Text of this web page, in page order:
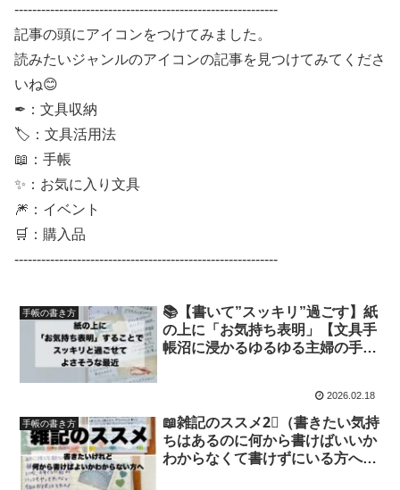
-----------------------------------------------------------
記事の頭にアイコンをつけてみました。
読みたいジャンルのアイコンの記事を見つけてみてくださ
いね😊
✒：文具収納
🏷：文具活用法
📖：手帳
✨：お気に入り文具
🎆：イベント
🛒：購入品
-----------------------------------------------------------
手帳の書き方
📚【書いて”スッキリ”過ごす】紙
の上に「お気持ち表明」【文具手
帳沼に浸かるゆるゆる主婦の手帳
2026.02.18
手帳の書き方
📖雑記のススメ2⃣（書きたい気持
ちはあるのに何から書けばいいか
わからなくて書けずにいる方へ）